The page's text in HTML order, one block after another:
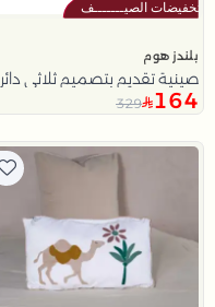
بلندز هوم
صينية تقديم بتصميم ثلاثي
164
329